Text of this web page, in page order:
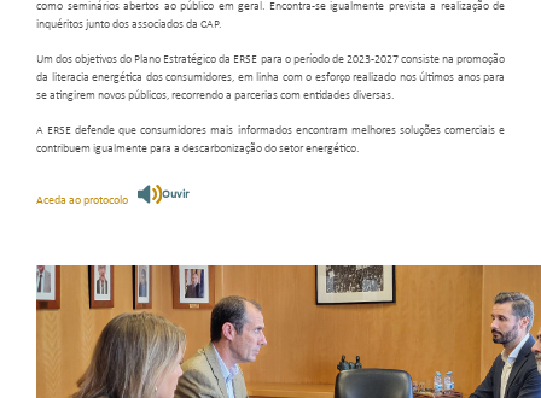
como seminários abertos ao público em geral. Encontra-se igualmente prevista a realização de
inquéritos junto dos associados da CAP.
Um dos objetivos do Plano Estratégico da ERSE para o período de 2023-2027 consiste na promoção
da literacia energética dos consumidores, em linha com o esforço realizado nos últimos anos para
se atingirem novos públicos, recorrendo a parcerias com entidades diversas.
A ERSE defende que consumidores mais informados encontram melhores soluções comerciais e
contribuem igualmente para a descarbonização do setor energético.
Aceda ao protocolo Ouvir